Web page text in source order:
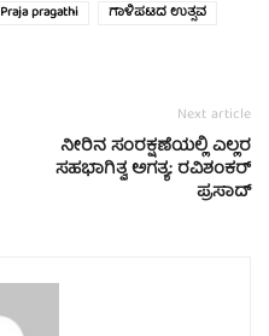
Praja pragathi
ಗಾಳಿಪಟದ ಉತ್ಸವ
Next article
ನೀರಿನ ಸಂರಕ್ಷಣೆಯಲ್ಲಿ ಎಲ್ಲರ
ಸಹಭಾಗಿತ್ವ ಅಗತ್ಯ: ರವಿಶಂಕರ್
ಪ್ರಸಾದ್